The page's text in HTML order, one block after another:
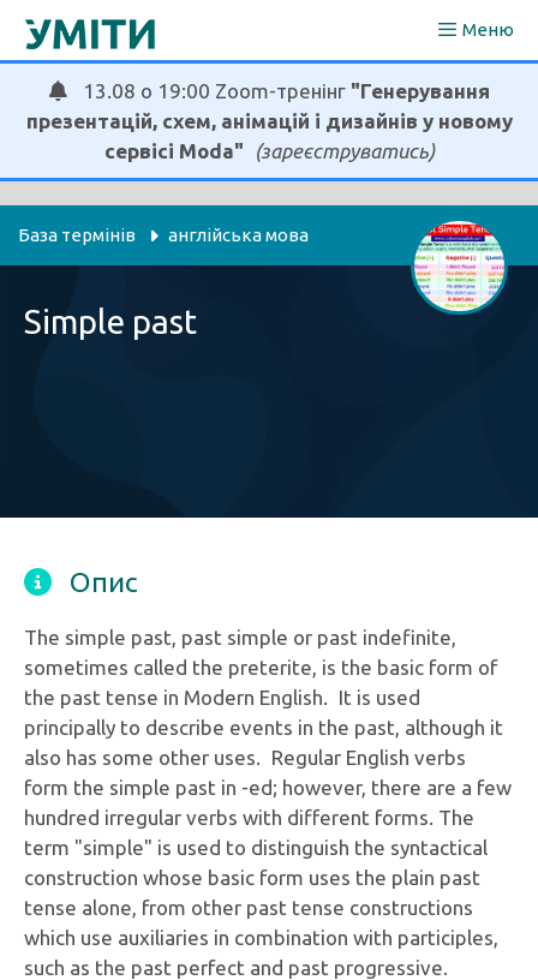
Перейти
Меню
13.08 о 19:00 Zoom-тренінг "Генерування
презентацій, схем, анімацій і дизайнів у новому
сервісі Moda"
(зареєструватись)
База термінів англійська мова
Simple past
Опис
The simple past, past simple or past indefinite,
sometimes called the preterite, is the basic form of
the past tense in Modern English. It is used
principally to describe events in the past, although it
also has some other uses. Regular English verbs
form the simple past in -ed; however, there are a few
hundred irregular verbs with different forms. The
term "simple" is used to distinguish the syntactical
construction whose basic form uses the plain past
tense alone, from other past tense constructions
which use auxiliaries in combination with participles,
such as the past perfect and past progressive.